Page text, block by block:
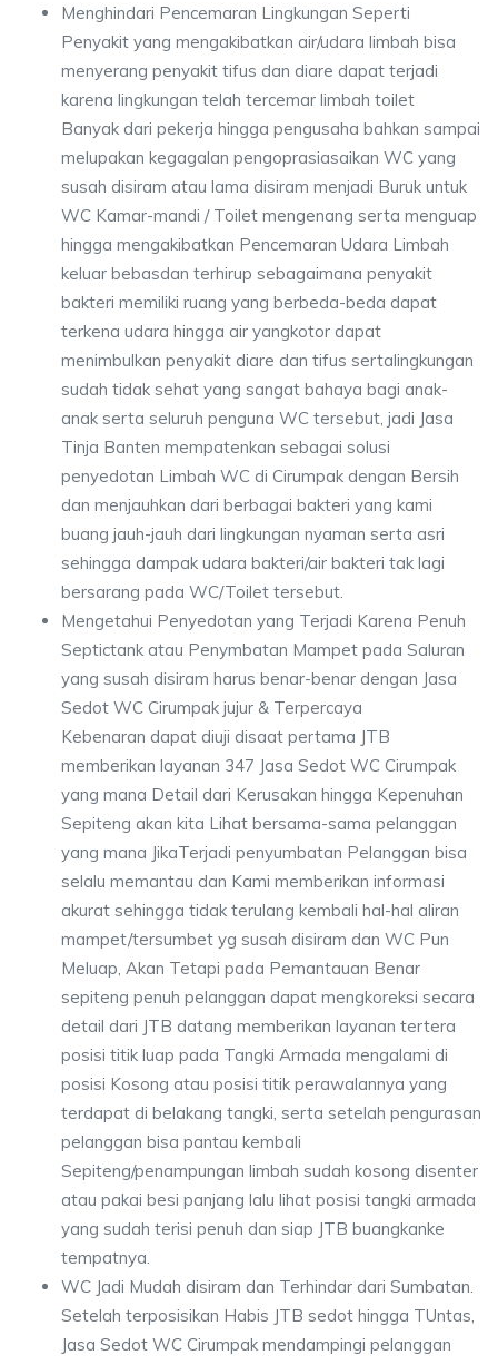
Menghindari Pencemaran Lingkungan Seperti
Penyakit yang mengakibatkan air/udara limbah bisa
menyerang penyakit tifus dan diare dapat terjadi
karena lingkungan telah tercemar limbah toilet
Banyak dari pekerja hingga pengusaha bahkan sampai
melupakan kegagalan pengoprasiasaikan WC yang
susah disiram atau lama disiram menjadi Buruk untuk
WC Kamar-mandi / Toilet mengenang serta menguap
hingga mengakibatkan Pencemaran Udara Limbah
keluar bebasdan terhirup sebagaimana penyakit
bakteri memiliki ruang yang berbeda-beda dapat
terkena udara hingga air yangkotor dapat
menimbulkan penyakit diare dan tifus sertalingkungan
sudah tidak sehat yang sangat bahaya bagi anak-
anak serta seluruh penguna WC tersebut, jadi Jasa
Tinja Banten mempatenkan sebagai solusi
penyedotan Limbah WC di Cirumpak dengan Bersih
dan menjauhkan dari berbagai bakteri yang kami
buang jauh-jauh dari lingkungan nyaman serta asri
sehingga dampak udara bakteri/air bakteri tak lagi
bersarang pada WC/Toilet tersebut.
Mengetahui Penyedotan yang Terjadi Karena Penuh
Septictank atau Penymbatan Mampet pada Saluran
yang susah disiram harus benar-benar dengan Jasa
Sedot WC Cirumpak jujur & Terpercaya
Kebenaran dapat diuji disaat pertama JTB
memberikan layanan 347 Jasa Sedot WC Cirumpak
yang mana Detail dari Kerusakan hingga Kepenuhan
Sepiteng akan kita Lihat bersama-sama pelanggan
yang mana JikaTerjadi penyumbatan Pelanggan bisa
selalu memantau dan Kami memberikan informasi
akurat sehingga tidak terulang kembali hal-hal aliran
mampet/tersumbet yg susah disiram dan WC Pun
Meluap, Akan Tetapi pada Pemantauan Benar
sepiteng penuh pelanggan dapat mengkoreksi secara
detail dari JTB datang memberikan layanan tertera
posisi titik luap pada Tangki Armada mengalami di
posisi Kosong atau posisi titik perawalannya yang
terdapat di belakang tangki, serta setelah pengurasan
pelanggan bisa pantau kembali
Sepiteng/penampungan limbah sudah kosong disenter
atau pakai besi panjang lalu lihat posisi tangki armada
yang sudah terisi penuh dan siap JTB buangkanke
tempatnya.
WC Jadi Mudah disiram dan Terhindar dari Sumbatan.
Setelah terposisikan Habis JTB sedot hingga TUntas,
Jasa Sedot WC Cirumpak mendampingi pelanggan